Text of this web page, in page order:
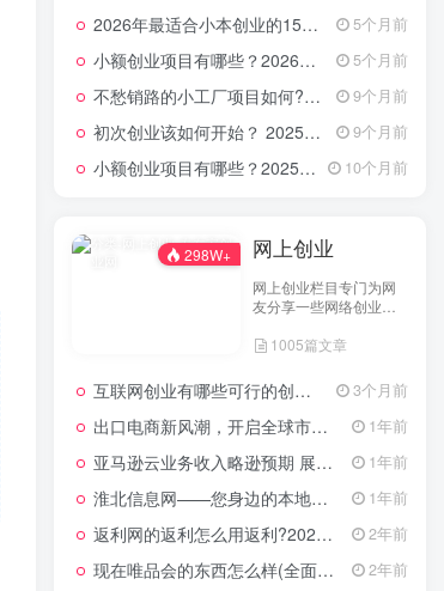
2026年最适合小本创业的15大类20个项目，月入过万不是梦 5个月前
小额创业项目有哪些？2026年指南：低成本高回报的40个轻资产赛道全解析 5个月前
不愁销路的小工厂项目如何?2025年最新10种项目不愁销路 9个月前
初次创业该如何开始？ 2025年最新适合年轻人的低成本创业项目 9个月前
小额创业项目有哪些？2025年最新15个小额投资创业好项目 10个月前
298W+ 网上创业
网上创业栏目专门为网
友分享一些网络创业项
上创业做生意经验以及
1005篇文章
互联网创业有哪些可行的创业方案？ 3个月前
出口电商新风潮，开启全球市场的数字化之门 1年前
亚马逊云业务收入略逊预期 展望未来创新潜力依然可期 1年前
淮北信息网——您身边的本地生活服务平台 1年前
返利网的返利怎么用返利?2024年网购返利教程 2年前
现在唯品会的东西怎么样(全面评测其产品质量) 2年前